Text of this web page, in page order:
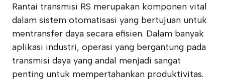
Rantai transmisi RS merupakan komponen vital
dalam sistem otomatisasi yang bertujuan untuk
mentransfer daya secara efisien. Dalam banyak
aplikasi industri, operasi yang bergantung pada
transmisi daya yang andal menjadi sangat
penting untuk mempertahankan produktivitas.